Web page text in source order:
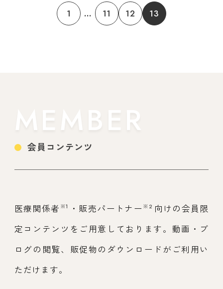
1 ... 11 12 13
MEMBER
会員コンテンツ
医療関係者 ※1 ・販売パートナー※2 向けの会員限
定コンテンツをご用意しております。動画・ブ
ログの閲覧、販促物のダウンロードがご利用い
ただけます。